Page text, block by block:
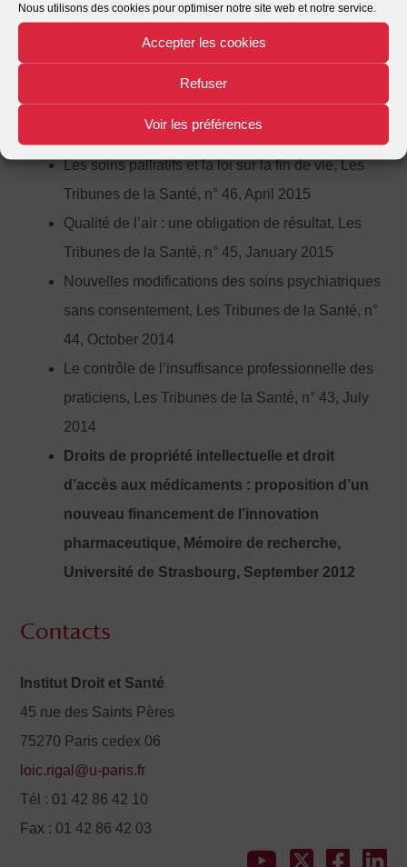
Nous utilisons des cookies pour optimiser notre site web et notre service.
Accepter les cookies
Refuser
Voir les préférences
Master 2 droit des produits de santé en Europe de
l’Université de Strasbourg
Publications
Les soins palliatifs et la loi sur la fin de vie, Les
Tribunes de la Santé, n° 46, April 2015
Qualité de l’air : une obligation de résultat, Les
Tribunes de la Santé, n° 45, January 2015
Nouvelles modifications des soins psychiatriques
sans consentement, Les Tribunes de la Santé, n°
44, October 2014
Le contrôle de l’insuffisance professionnelle des
praticiens, Les Tribunes de la Santé, n° 43, July
2014
Droits de propriété intellectuelle et droit
d’accès aux médicaments : proposition d’un
nouveau financement de l’innovation
pharmaceutique, Mémoire de recherche,
Université de Strasbourg, September 2012
Contacts
Institut Droit et Santé
45 rue des Saints Pères
75270 Paris cedex 06
loic.rigal@u-paris.fr
Tél : 01 42 86 42 10
Fax : 01 42 86 42 03